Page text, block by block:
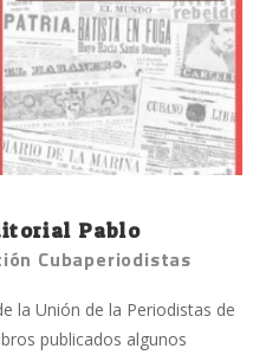
Pablo
Cubaperiodistas
la Unión de la Periodistas de
publicados algunos